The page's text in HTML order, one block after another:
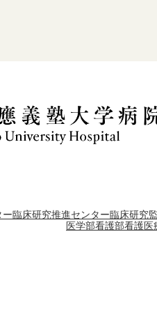
臨床研究推進センター臨床研究
医学部看護部看護医